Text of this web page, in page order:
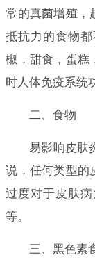
常的真菌增殖，
抵抗力的食物
椒，甜食，蛋糕
时人体免疫系统
二、食物
易影响皮肤
说，任何类型的
过度对于皮肤
等。
三、黑色素